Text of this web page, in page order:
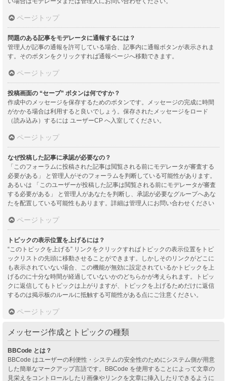
ページトップ
問題のある記事をモデレータに通報するには？
管理人が記事の通報を許可している場合、記事内に通報ボタンが表示されま
す。そのボタンをクリックすれば通報ページへ移動できます。
ページトップ
投稿画面の “セーブ” ボタンは何ですか？
作成中のメッセージを保存するためのボタンです。メッセージの完成に時間
がかかる場合は利用すると良いでしょう。保存されたメッセージをロード
（読み込み）するには ユーザーCP へ入室してください。
ページトップ
なぜ投稿した記事に承認が必要なの？
「このフォーラムに投稿された記事は閲覧される前にモデレータが審査する
必要がある」 と管理人がそのフォーラムを判断している可能性があります。
あるいは 「このユーザーが投稿した記事は閲覧される前にモデレータが審査
する必要がある」 と管理人があなたを判断し、承認が必要なグループへあな
たを配置している可能性もあります。詳細は管理人にお問い合わせください
ページトップ
トピックの表示位置を上げるには？
“このトピックを上げる” リンクをクリックすればトピックの表示位置をトピ
ックリストの先頭に移動させることができます。しかしそのリンクがどこに
も表示されていない場合、この機能が無効に設定されているかトピックを上
げるのに十分な時間が経過していないかのどちらかが考えられます。トピッ
クに返信してもトピックは上がりますが、トピックを上げるためだけに返信
するのは掲示板のルールに抵触する可能性がある点にご注意ください。
ページトップ
メッセージ作成とトピックの種類
BBCode とは？
BBCode はユーザーの利便性・システムの安全性のためにシステム側が用意
した簡単なマークアップ言語です。BBCode を使用することによって文章の
見栄えをコントロールしたり画像やリンクを文章に挿入したりできるように